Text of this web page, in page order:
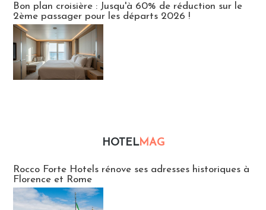
Bon plan croisière : Jusqu'à 60% de réduction sur le
2ème passager pour les départs 2026 !
HOTELMAG
Rocco Forte Hotels rénove ses adresses historiques à
Florence et Rome